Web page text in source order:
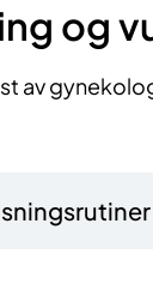
og
av